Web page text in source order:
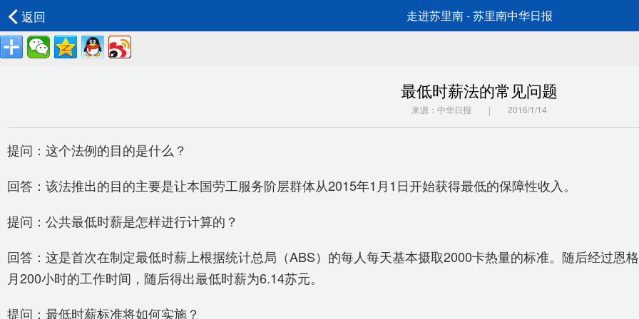
返回 走进苏里南 - 苏里南中华日报
最低时薪法的常见问题
来源：中华日报 | 2016/1/14
提问：这个法例的目的是什么？
回答：该法推出的目的主要是让本国劳工服务阶层群体从2015年1月1日开始获得最低的保障性收入。
提问：公共最低时薪是怎样进行计算的？
回答：这是首次在制定最低时薪上根据统计总局（ABS）的每人每天基本摄取2000卡热量的标准。随后经过恩
月200小时的工作时间，随后得出最低时薪为6.14苏元。
提问：最低时薪标准将如何实施？